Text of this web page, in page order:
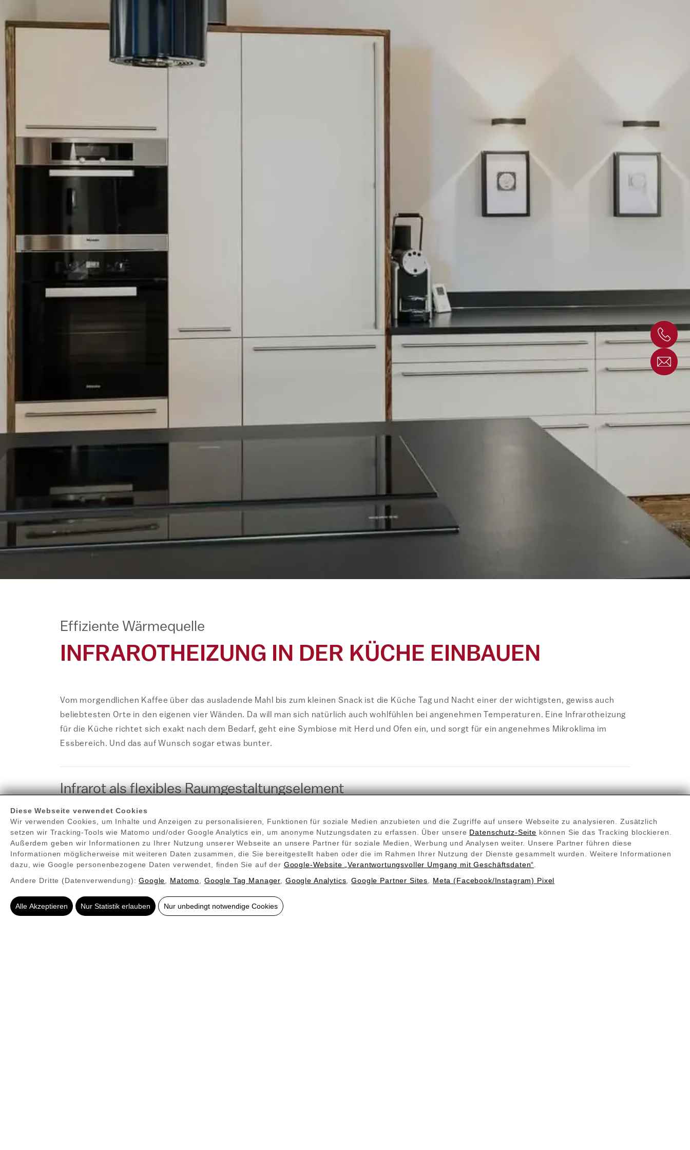
Diese Webseite verwendet Cookies
Wir verwenden Cookies, um Inhalte und Anzeigen zu personalisieren, Funktionen für soziale Medien anzubieten und die Zugriffe auf unsere Webseite zu analysieren. Zusätzlich
setzen wir Tracking-Tools wie Matomo und/oder Google Analytics ein, um anonyme Nutzungsdaten zu erfassen. Über unsere Datenschutz-Seite können Sie das Tracking blockieren.
Außerdem geben wir Informationen zu Ihrer Nutzung unserer Webseite an unsere Partner für soziale Medien, Werbung und Analysen weiter. Unsere Partner führen diese
Informationen möglicherweise mit weiteren Daten zusammen, die Sie bereitgestellt haben oder die im Rahmen Ihrer Nutzung der Dienste gesammelt wurden. Weitere Informationen
dazu, wie Google personenbezogene Daten verwendet, finden Sie auf der Google‑Website „Verantwortungsvoller Umgang mit Geschäftsdaten“
Andere Dritte (Datenverwendung):Google Matomo Google Tag Manager Google Analytics ,Google Partner Sites Meta (Facebook/Instagram) Pixel
Alle Akzeptieren Nur Statistik erlauben Nur unbedingt notwendige Cookies
Effiziente Wärmequelle
INFRAROTHEIZUNG IN DER KÜCHE EINBAUEN
Vom morgendlichen Kaffee über das ausladende Mahl bis zum kleinen Snack ist die Küche Tag und Nacht einer der wichtigsten, gewiss auch
beliebtesten Orte in den eigenen vier Wänden. Da will man sich natürlich auch wohlfühlen bei angenehmen Temperaturen. Eine Infrarotheizung
für die Küche richtet sich exakt nach dem Bedarf, geht eine Symbiose mit Herd und Ofen ein, und sorgt für ein angenehmes Mikroklima im
Essbereich. Und das auf Wunsch sogar etwas bunter.
Infrarot als flexibles Raumgestaltungselement
Das Schöne an einer Redwell Infrarotheizung für den Wohnbereich ist ihre Versatilität. Es gibt nicht nur die eine, einzige Heizung, sondern viele
verschiedene, individuelle Lösungen mit kompletten Heizungen sowie einzelnen Paneelen, die komplette Räume oder bloß punktuell erwärmen.
Lassen Sie die Infrarotheizung in Ihrer Küche auf jeden Fall professionell ausmessen und anbringen. Ausgewiesene Heizungsexperten
ermitteln – gerne auch in Verbindung mit Herd und Ofen – wo welcher Heizbedarf besteht, und welche Redwell Infrarot-Lösung am besten zu
Ihrer Küche passt. Geplant und gebaut wird übrigens stets mit dem höchsten benötigten Heizbedarf. Ein Thermostat, gerne mit Smart-
Bedienung, ermöglicht die exakte, saisonale Regulierung.